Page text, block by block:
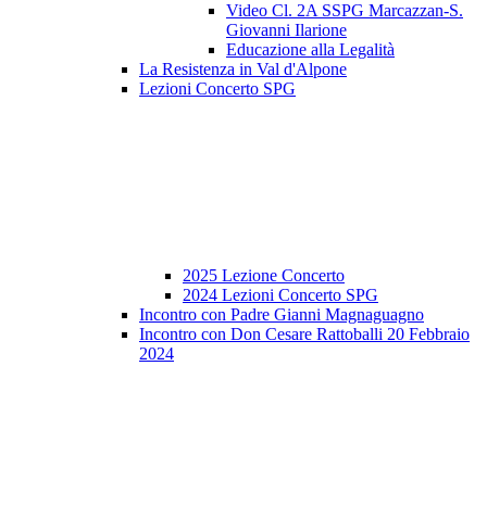
Video Cl. 2A SSPG Marcazzan-S.
Giovanni Ilarione
Educazione alla Legalità
La Resistenza in Val d'Alpone
Lezioni Concerto SPG
2025 Lezione Concerto
2024 Lezioni Concerto SPG
Incontro con Padre Gianni Magnaguagno
Incontro con Don Cesare Rattoballi 20 Febbraio
2024